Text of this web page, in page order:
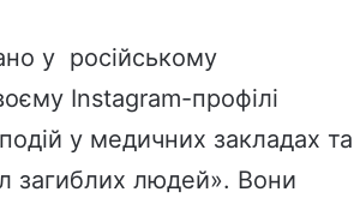
у російському
Instagram-профілі
у медичних закладах та
загиблих людей». Вони